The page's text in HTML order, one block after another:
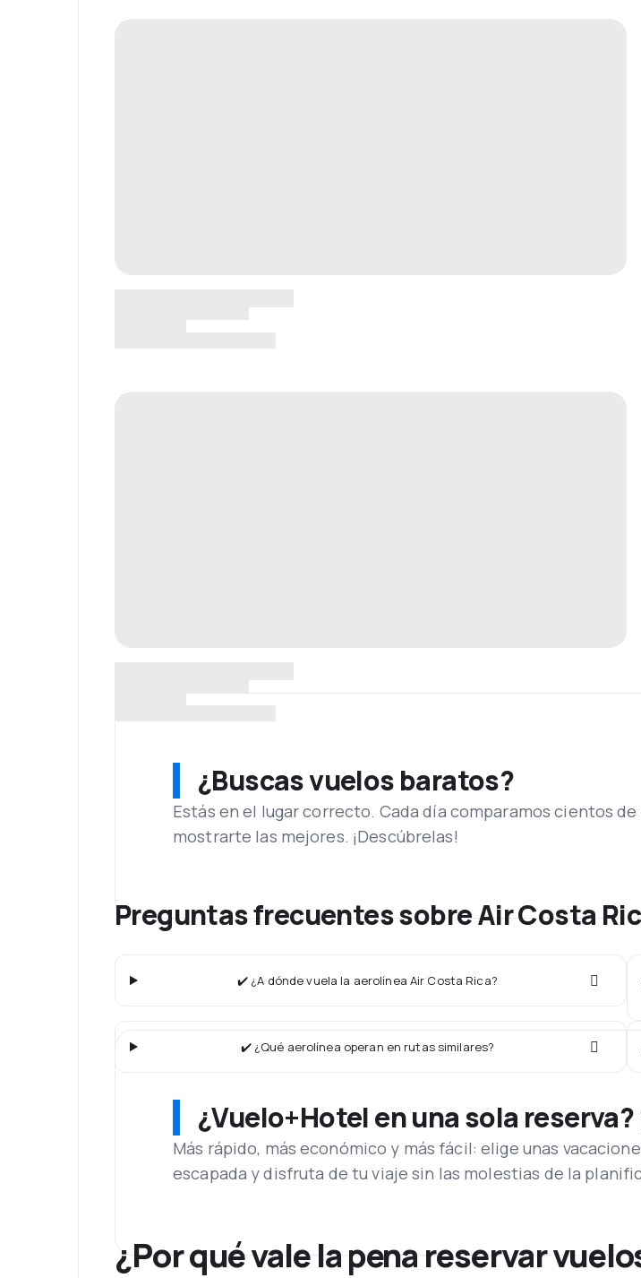
¿Buscas vuelos baratos?
Estás en el lugar correcto. Cada día comparamos cientos
mostrarte las mejores. ¡Descúbrelas!
Preguntas frecuentes sobre Air Costa
✔️ ¿A dónde vuela la aerolínea Air Costa Rica?
✔️ ¿Qué aerolínea operan en rutas similares?
¿Vuelo+Hotel en una sola reserva?
Más rápido, más económico y más fácil: elige unas
escapada y disfruta de tu viaje sin las molestias de la
¿Por qué vale la pena reservar